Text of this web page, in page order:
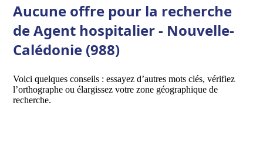
Aucune offre pour la recherche
de Agent hospitalier - Nouvelle-
Calédonie (988)
Voici quelques conseils : essayez d’autres mots clés, vérifiez
l’orthographe ou élargissez votre zone géographique de
recherche.